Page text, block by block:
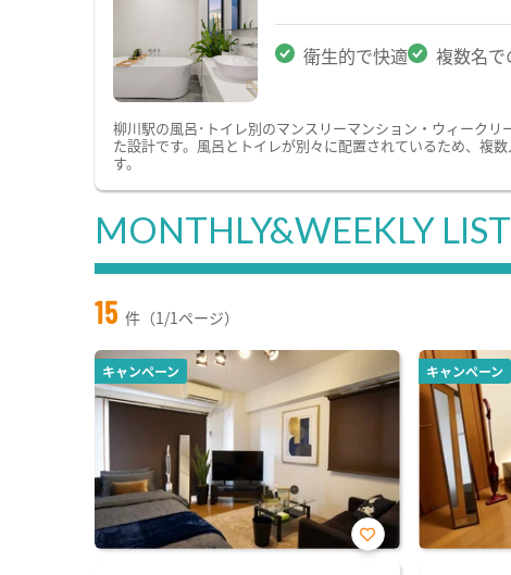
衛生的で快適 複数名
柳川駅の風呂･トイレ別のマンスリーマンション・ウィーク
た設計です。風呂とトイレが別々に配置されているため、複
す。
MONTHLY&WEEKLY LIST
15 件（1/1ページ）
キャンペーン
お気
キャンペーン